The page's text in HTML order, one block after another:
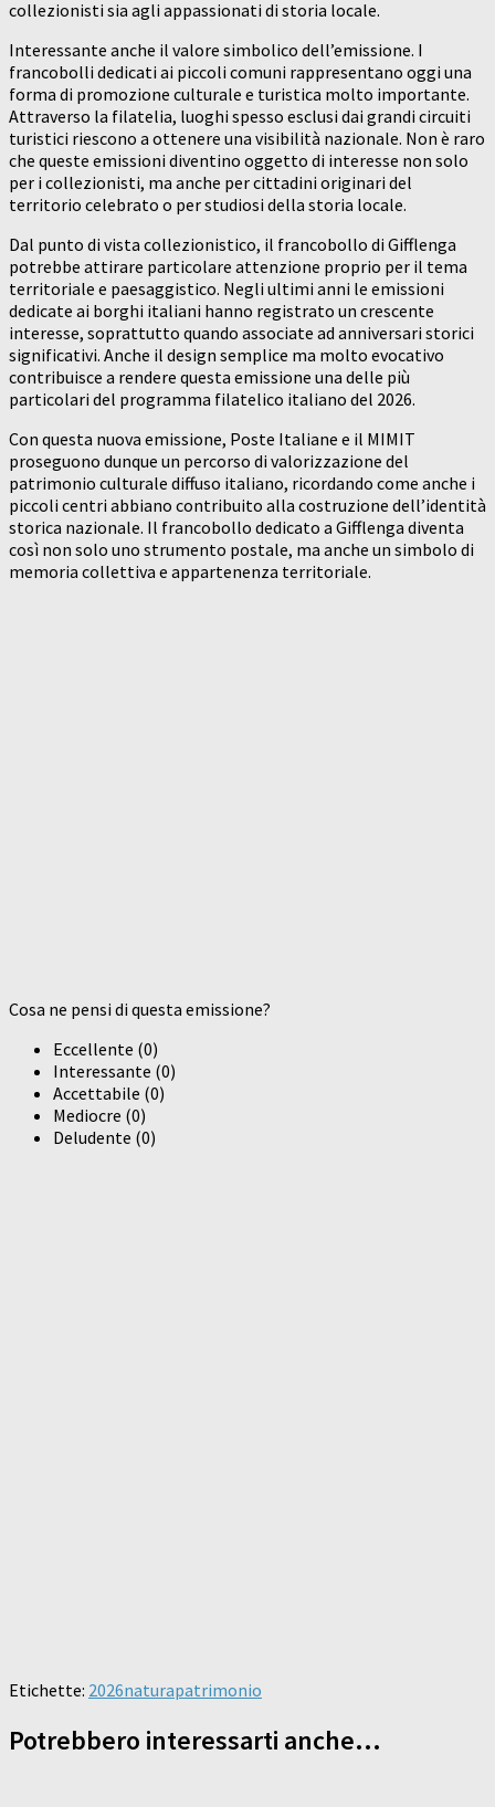
collezionisti sia agli appassionati di storia locale.
Interessante anche il valore simbolico dell’emissione. I
francobolli dedicati ai piccoli comuni rappresentano oggi una
forma di promozione culturale e turistica molto importante.
Attraverso la filatelia, luoghi spesso esclusi dai grandi circuiti
turistici riescono a ottenere una visibilità nazionale. Non è raro
che queste emissioni diventino oggetto di interesse non solo
per i collezionisti, ma anche per cittadini originari del
territorio celebrato o per studiosi della storia locale.
Dal punto di vista collezionistico, il francobollo di Gifflenga
potrebbe attirare particolare attenzione proprio per il tema
territoriale e paesaggistico. Negli ultimi anni le emissioni
dedicate ai borghi italiani hanno registrato un crescente
interesse, soprattutto quando associate ad anniversari storici
significativi. Anche il design semplice ma molto evocativo
contribuisce a rendere questa emissione una delle più
particolari del programma filatelico italiano del 2026.
Con questa nuova emissione, Poste Italiane e il MIMIT
proseguono dunque un percorso di valorizzazione del
patrimonio culturale diffuso italiano, ricordando come anche i
piccoli centri abbiano contribuito alla costruzione dell’identità
storica nazionale. Il francobollo dedicato a Gifflenga diventa
così non solo uno strumento postale, ma anche un simbolo di
memoria collettiva e appartenenza territoriale.
Cosa ne pensi di questa emissione?
Eccellente (0)
Interessante (0)
Accettabile (0)
Mediocre (0)
Deludente (0)
Etichette: 2026naturapatrimonio
Potrebbero interessarti anche...